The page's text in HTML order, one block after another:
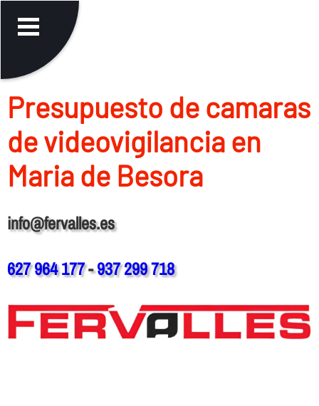
Presupuesto de camaras
de videovigilancia en
Maria de Besora
info@fervalles.es
627 964 177-937 299 718